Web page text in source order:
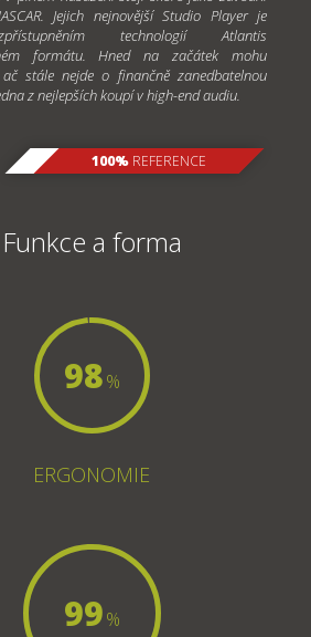
Jejich nejnovější Studio Player je
technologií Atlantis
formátu. Hned na začátek mohu
stále nejde o finančně zanedbatelnou
z nejlepších koupí v high-end audiu.
100% REFERENCE
Funkce a forma
98%
ERGONOMIE
99%